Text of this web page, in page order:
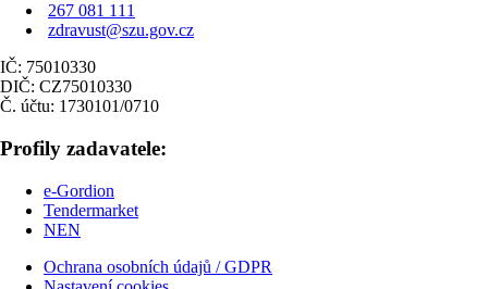
267 081 111
zdravust@szu.gov.cz
IČ: 75010330
DIČ: CZ75010330
Č. účtu: 1730101/0710
Profily zadavatele:
e-Gordion
Tendermarket
NEN
Ochrana osobních údajů / GDPR